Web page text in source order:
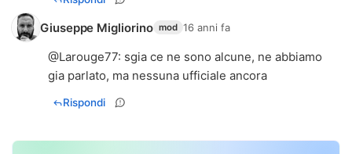
Giuseppe Migliorino mod 16 anni fa
@Larouge77: sgia ce ne sono alcune, ne abbiamo
gia parlato, ma nessuna ufficiale ancora
Rispondi